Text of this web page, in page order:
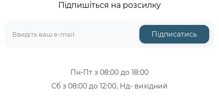
Підпишіться на розсилку
Підписатись
Пн-Пт з 08:00 до 18:00
Сб з 08:00 до 12:00, Нд- вихідний